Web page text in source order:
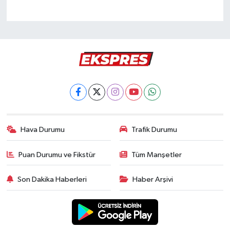
Hava Durumu Trafik Durumu
Puan Durumu ve Fikstür Tüm Manşetler
Son Dakika Haberleri Haber Arşivi